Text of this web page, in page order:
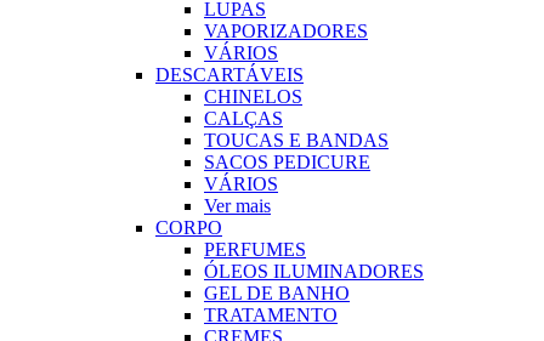
LUPAS
VAPORIZADORES
VÁRIOS
DESCARTÁVEIS
CHINELOS
CALÇAS
TOUCAS E BANDAS
SACOS PEDICURE
VÁRIOS
Ver mais
CORPO
PERFUMES
ÓLEOS ILUMINADORES
GEL DE BANHO
TRATAMENTO
CREMES